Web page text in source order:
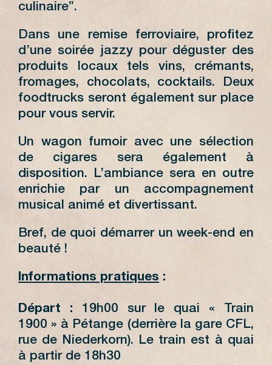
culinaire”.
Dans une remise ferroviaire, profitez
d’une soirée jazzy pour déguster des
produits locaux tels vins, crémants,
fromages, chocolats, cocktails. Deux
foodtrucks seront également sur place
pour vous servir.
Un wagon fumoir avec une sélection
de cigares sera également à
disposition. L’ambiance sera en outre
enrichie par un accompagnement
musical animé et divertissant.
Bref, de quoi démarrer un week-end en
beauté !
Informations pratiques :
Départ : 19h00 sur le quai « Train
1900 » à Pétange (derrière la gare CFL,
rue de Niederkorn). Le train est à quai
à partir de 18h30